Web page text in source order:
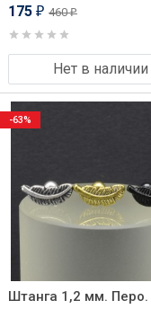
175 ₽ 460₽
Нет в наличии
Штанга 1,2 мм. Перо.
-63%